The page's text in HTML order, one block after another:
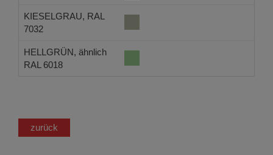
KIESELGRAU, RAL
7032
HELLGRÜN, ähnlich
RAL 6018
zurück